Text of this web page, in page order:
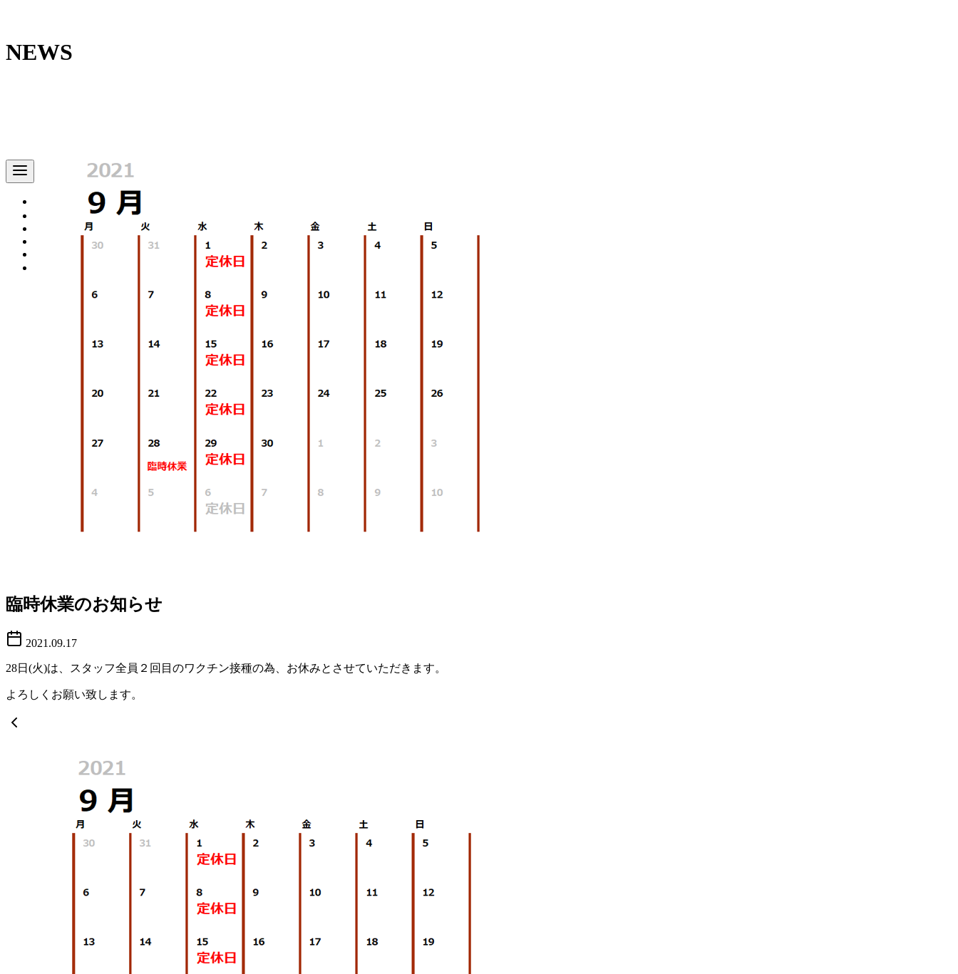
テ
ン
NEWS
臨時休業のお知らせ
2021.09.17
28日(火)は、スタッフ全員２回目のワクチン接種の為、お休みとさせていただきます。
よろしくお願い致します。